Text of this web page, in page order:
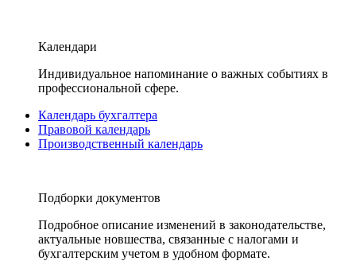
Календари
Индивидуальное напоминание о важных событиях в
профессиональной сфере.
Календарь бухгалтера
Правовой календарь
Производственный календарь
Подборки документов
Подробное описание изменений в законодательстве,
актуальные новшества, связанные с налогами и
бухгалтерским учетом в удобном формате.